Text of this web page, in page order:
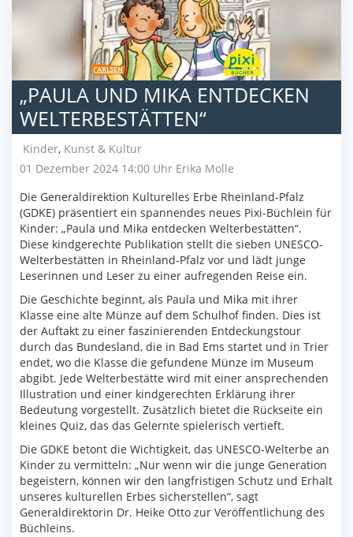
„PAULA UND MIKA ENTDECKEN
WELTERBESTÄTTEN“
Kinder, Kunst & Kultur
01 Dezember 2024 14:00 Uhr Erika Molle
Die Generaldirektion Kulturelles Erbe Rheinland-Pfalz
(GDKE) präsentiert ein spannendes neues Pixi-Büchlein für
Kinder: „Paula und Mika entdecken Welterbestätten“.
Diese kindgerechte Publikation stellt die sieben UNESCO-
Welterbestätten in Rheinland-Pfalz vor und lädt junge
Leserinnen und Leser zu einer aufregenden Reise ein.
Die Geschichte beginnt, als Paula und Mika mit ihrer
Klasse eine alte Münze auf dem Schulhof finden. Dies ist
der Auftakt zu einer faszinierenden Entdeckungstour
durch das Bundesland, die in Bad Ems startet und in Trier
endet, wo die Klasse die gefundene Münze im Museum
abgibt. Jede Welterbestätte wird mit einer ansprechenden
Illustration und einer kindgerechten Erklärung ihrer
Bedeutung vorgestellt. Zusätzlich bietet die Rückseite ein
kleines Quiz, das das Gelernte spielerisch vertieft.
Die GDKE betont die Wichtigkeit, das UNESCO-Welterbe an
Kinder zu vermitteln: „Nur wenn wir die junge Generation
begeistern, können wir den langfristigen Schutz und Erhalt
unseres kulturellen Erbes sicherstellen“, sagt
Generaldirektorin Dr. Heike Otto zur Veröffentlichung des
Büchleins.